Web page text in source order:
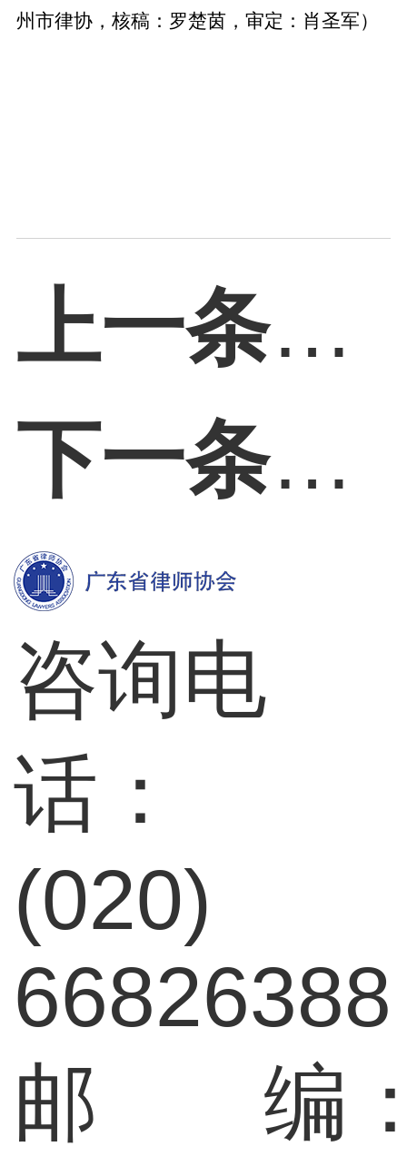
州市律协，核稿：罗楚茵，审定：肖圣军）
上一条：
下一条：
咨询电
话：
(020)
66826388
邮 编